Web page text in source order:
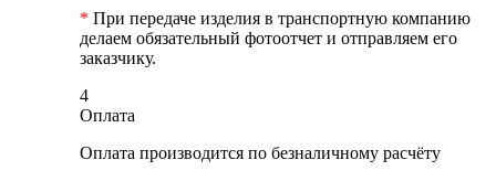
* При передаче изделия в транспортную компанию
делаем обязательный фотоотчет и отправляем его
заказчику.
4
Оплата
Оплата производится по безналичному расчёту